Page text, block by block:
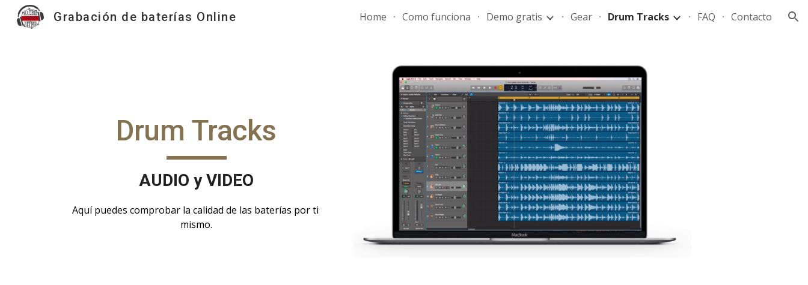
Skip to navigation
Grabación de baterías Online Home Como funciona Demo gratis Gear Drum Tracks FAQ Contacto
Drum Tracks
AUDIO y VIDEO
Aquí puedes comprobar la calidad de las baterías por ti
mismo.